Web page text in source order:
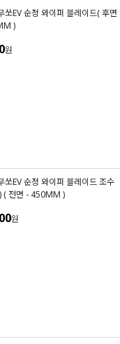
쏘EV 순정 와이퍼 블레이드( 후면
)
원
쏘EV 순정 와이퍼 블레이드 조수
( 전면 - 450MM )
원